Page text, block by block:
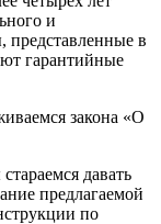
и
представленные в
гарантийные
закона «О
давать
предлагаемой
по